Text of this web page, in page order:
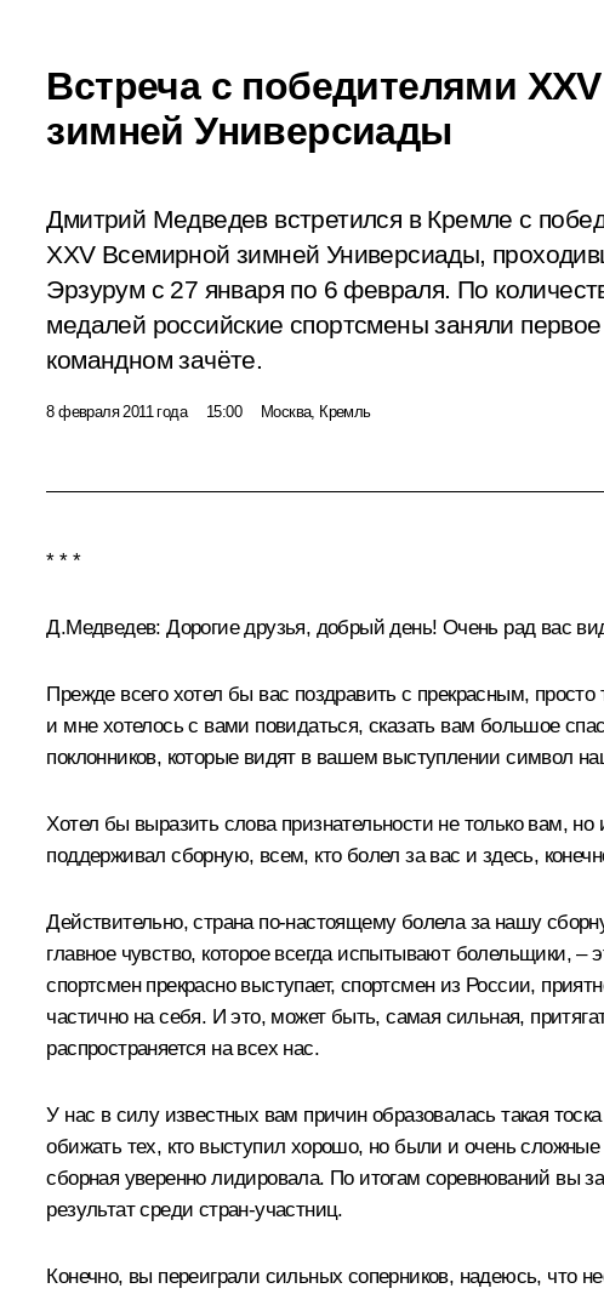
Встреча с победителями
зимней Универсиады
Дмитрий Медведев встретился в Кремле с
XXV Всемирной зимней Универсиады,
Эрзурум с 27 января по 6 февраля. По
медалей российские спортсмены заняли
командном зачёте.
8 февраля 2011 года 15:00 Москва, Кремль
* * *
Д.Медведев:Дорогие друзья, добрый день! Очень рад вас
Прежде всего хотел бы вас поздравить с прекрасным,
и мне хотелось с вами повидаться, сказать вам большое
поклонников, которые видят в вашем выступлении символ
Хотел бы выразить слова признательности не только вам,
поддерживал сборную, всем, кто болел за вас и здесь,
Действительно, страна по‑настоящему болела за нашу
главное чувство, которое всегда испытывают болельщики,
спортсмен прекрасно выступает, спортсмен из России,
частично на себя. И это, может быть, самая сильная,
распространяется на всех нас.
У нас в силу известных вам причин образовалась такая
обижать тех, кто выступил хорошо, но были и очень
сборная уверенно лидировала. По итогам соревнований вы
результат среди стран-участниц.
Конечно, вы переиграли сильных соперников, надеюсь, что